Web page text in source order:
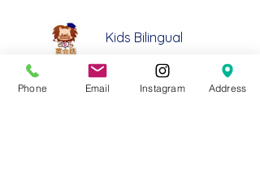
Kids Bilingual
Phone Email Instagram Address